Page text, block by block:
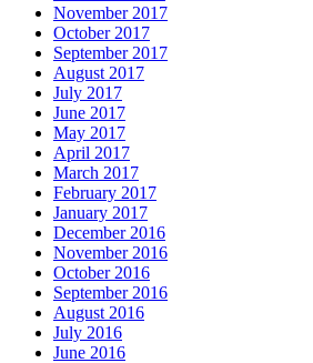
November 2017
October 2017
September 2017
August 2017
July 2017
June 2017
May 2017
April 2017
March 2017
February 2017
January 2017
December 2016
November 2016
October 2016
September 2016
August 2016
July 2016
June 2016